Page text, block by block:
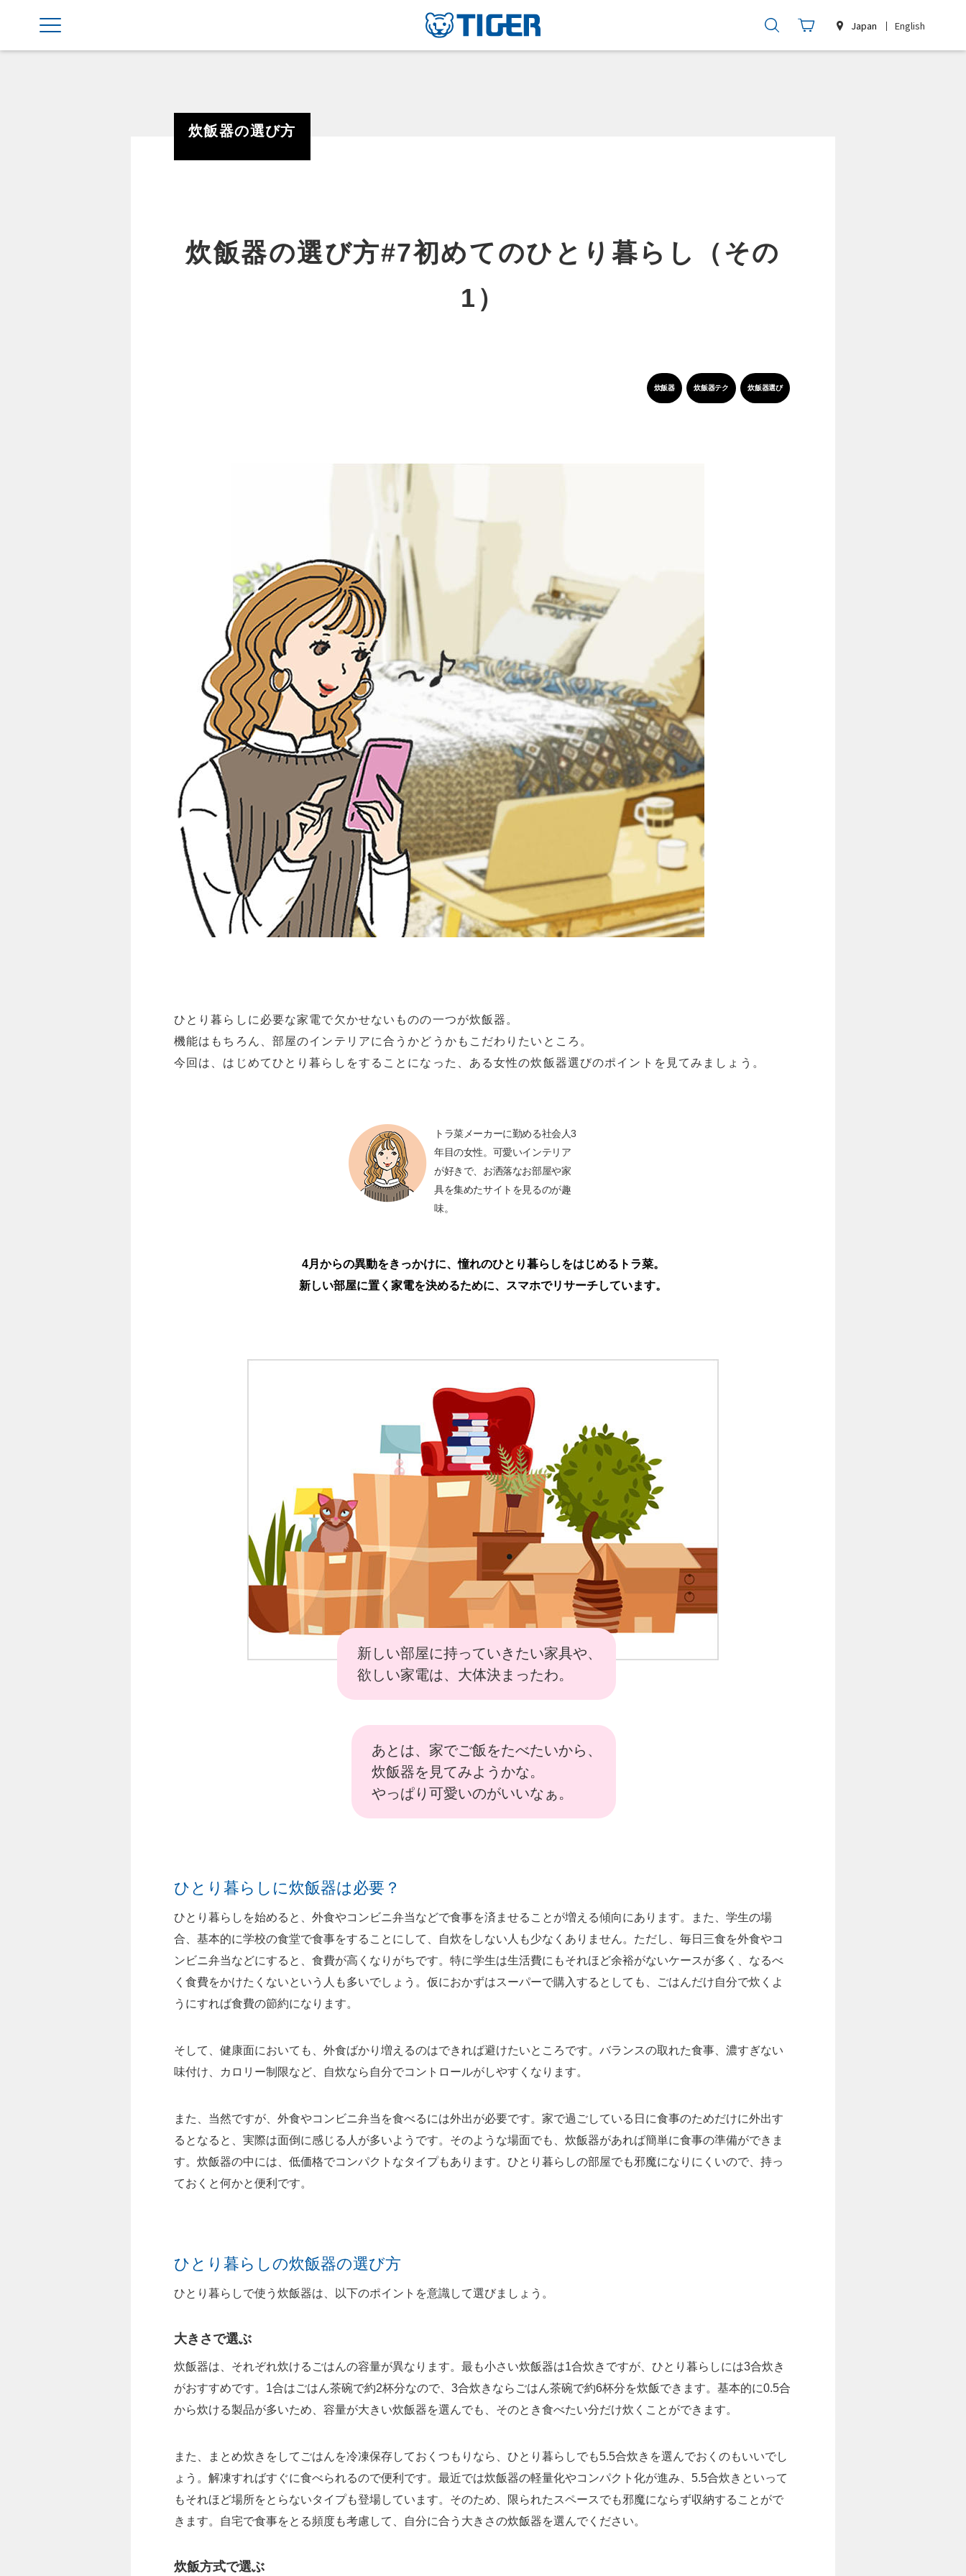
Japan English
炊飯器の選び方
炊飯器の選び方#7初めてのひとり暮らし（その
1）
炊飯器 炊飯器テク 炊飯器選び
ひとり暮らしに必要な家電で欠かせないものの一つが炊飯器。
機能はもちろん、部屋のインテリアに合うかどうかもこだわりたいところ。
今回は、はじめてひとり暮らしをすることになった、ある女性の炊飯器選びのポイントを見てみましょう。
トラ菜メーカーに勤める社会人3
年目の女性。可愛いインテリア
が好きで、お洒落なお部屋や家
具を集めたサイトを見るのが趣
味。
4月からの異動をきっかけに、憧れのひとり暮らしをはじめるトラ菜。
新しい部屋に置く家電を決めるために、スマホでリサーチしています。
新しい部屋に持っていきたい家具や、
欲しい家電は、大体決まったわ。
あとは、家でご飯をたべたいから、
炊飯器を見てみようかな。
やっぱり可愛いのがいいなぁ。
ひとり暮らしに炊飯器は必要？
ひとり暮らしを始めると、外食やコンビニ弁当などで食事を済ませることが増える傾向にあります。また、学生の場
合、基本的に学校の食堂で食事をすることにして、自炊をしない人も少なくありません。ただし、毎日三食を外食やコ
ンビニ弁当などにすると、食費が高くなりがちです。特に学生は生活費にもそれほど余裕がないケースが多く、なるべ
く食費をかけたくないという人も多いでしょう。仮におかずはスーパーで購入するとしても、ごはんだけ自分で炊くよ
うにすれば食費の節約になります。
そして、健康面においても、外食ばかり増えるのはできれば避けたいところです。バランスの取れた食事、濃すぎない
味付け、カロリー制限など、自炊なら自分でコントロールがしやすくなります。
また、当然ですが、外食やコンビニ弁当を食べるには外出が必要です。家で過ごしている日に食事のためだけに外出す
るとなると、実際は面倒に感じる人が多いようです。そのような場面でも、炊飯器があれば簡単に食事の準備ができま
す。炊飯器の中には、低価格でコンパクトなタイプもあります。ひとり暮らしの部屋でも邪魔になりにくいので、持っ
ておくと何かと便利です。
ひとり暮らしの炊飯器の選び方
ひとり暮らしで使う炊飯器は、以下のポイントを意識して選びましょう。
大きさで選ぶ
炊飯器は、それぞれ炊けるごはんの容量が異なります。最も小さい炊飯器は1合炊きですが、ひとり暮らしには3合炊き
がおすすめです。1合はごはん茶碗で約2杯分なので、3合炊きならごはん茶碗で約6杯分を炊飯できます。基本的に0.5合
から炊ける製品が多いため、容量が大きい炊飯器を選んでも、そのとき食べたい分だけ炊くことができます。
また、まとめ炊きをしてごはんを冷凍保存しておくつもりなら、ひとり暮らしでも5.5合炊きを選んでおくのもいいでし
ょう。解凍すればすぐに食べられるので便利です。最近では炊飯器の軽量化やコンパクト化が進み、5.5合炊きといって
もそれほど場所をとらないタイプも登場しています。そのため、限られたスペースでも邪魔にならず収納することがで
きます。自宅で食事をとる頻度も考慮して、自分に合う大きさの炊飯器を選んでください。
炊飯方式で選ぶ